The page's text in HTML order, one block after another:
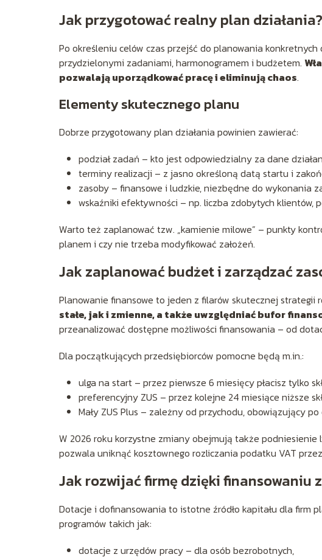
Jak przygotować realny plan działania?
Po określeniu celów czas przejść do planowania konkretnych
przydzielonymi zadaniami, harmonogramem i budżetem.
pozwalają uporządkować pracę i eliminują chaos.
Elementy skutecznego planu
Dobrze przygotowany plan działania powinien zawierać:
podział zadań – kto jest odpowiedzialny za dane
terminy realizacji – z jasno określoną datą startu i
zasoby – finansowe i ludzkie, niezbędne do wykonania
wskaźniki efektywności – np. liczba zdobytych klientów,
Warto też zaplanować tzw. „kamienie milowe” – punkty
planem i czy nie trzeba modyfikować założeń.
Jak zaplanować budżet i zarządzać
Planowanie finansowe to jeden z filarów skutecznej strategii
stałe, jak i zmienne, a także uwzględniać bufor
przeanalizować dostępne możliwości finansowania – od
Dla początkujących przedsiębiorców pomocne będą m.in.:
ulga na start – przez pierwsze 6 miesięcy płacisz tylko
preferencyjny ZUS – przez kolejne 24 miesiące niższe
Mały ZUS Plus – zależny od przychodu, obowiązujący
W 2026 roku korzystne zmiany obejmują także podniesienie
pozwala uniknąć kosztownego rozliczania podatku VAT
Jak rozwijać firmę dzięki finansowaniu
Dotacje i dofinansowania to istotne źródło kapitału dla firm
programów takich jak:
dotacje z urzędów pracy – dla osób bezrobotnych,